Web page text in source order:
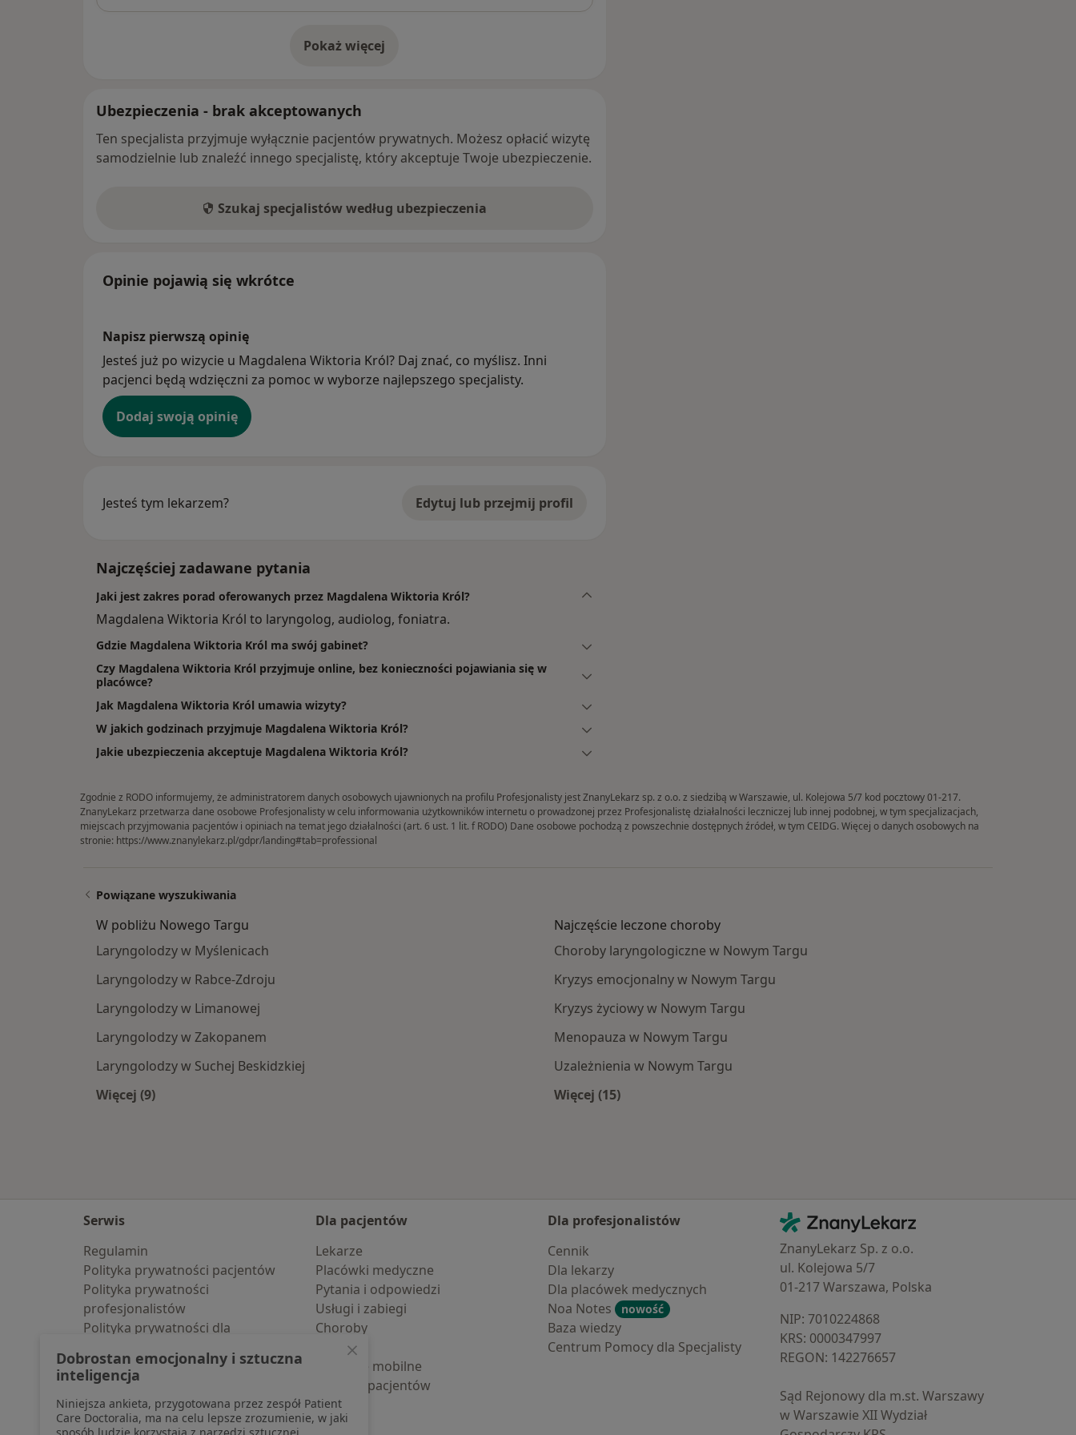
Pokaż więcej
o adresie
Ubezpieczenia - brak akceptowanych
Ten specjalista przyjmuje wyłącznie pacjentów prywatnych. Możesz opłacić wizytę
samodzielnie lub znaleźć innego specjalistę, który akceptuje Twoje ubezpieczenie.
Szukaj specjalistów według ubezpieczenia
Opinie pojawią się wkrótce
Napisz pierwszą opinię
Jesteś już po wizycie u Magdalena Wiktoria Król? Daj znać, co myślisz. Inni
pacjenci będą wdzięczni za pomoc w wyborze najlepszego specjalisty.
Dodaj swoją opinię
Jesteś tym lekarzem? Edytuj lub przejmij profil
Najczęściej zadawane pytania
Jaki jest zakres porad oferowanych przez Magdalena Wiktoria Król?
Magdalena Wiktoria Król to laryngolog, audiolog, foniatra.
Gdzie Magdalena Wiktoria Król ma swój gabinet?
Czy Magdalena Wiktoria Król przyjmuje online, bez konieczności pojawiania się w
placówce?
Jak Magdalena Wiktoria Król umawia wizyty?
W jakich godzinach przyjmuje Magdalena Wiktoria Król?
Jakie ubezpieczenia akceptuje Magdalena Wiktoria Król?
Zgodnie z RODO informujemy, że administratorem danych osobowych ujawnionych na profilu Profesjonalisty jest ZnanyLekarz sp. z o.o. z siedzibą w Warszawie, ul. Kolejowa 5/7 kod pocztowy 01-217.
ZnanyLekarz przetwarza dane osobowe Profesjonalisty w celu informowania użytkowników internetu o prowadzonej przez Profesjonalistę działalności leczniczej lub innej podobnej, w tym specjalizacjach,
miejscach przyjmowania pacjentów i opiniach na temat jego działalności (art. 6 ust. 1 lit. f RODO) Dane osobowe pochodzą z powszechnie dostępnych źródeł, w tym CEIDG. Więcej o danych osobowych na
stronie: https://www.znanylekarz.pl/gdpr/landing#tab=professional
Powiązane wyszukiwania
W pobliżu Nowego Targu
Laryngolodzy w Myślenicach
Laryngolodzy w Rabce-Zdroju
Laryngolodzy w Limanowej
Laryngolodzy w Zakopanem
Laryngolodzy w Suchej Beskidzkiej
Więcej (9)
Najczęście leczone choroby
Choroby laryngologiczne w Nowym Targu
Kryzys emocjonalny w Nowym Targu
Kryzys życiowy w Nowym Targu
Menopauza w Nowym Targu
Uzależnienia w Nowym Targu
Więcej (15)
Serwis
Regulamin
Polityka prywatności pacjentów
Polityka prywatności
profesjonalistów
Polityka prywatności dla
pozyskaliśmy samodzielnie
Polityka cookies
Jak działają wyniki wyszukiwania
Dostępność
Dla pacjentów
Lekarze
Placówki medyczne
Pytania i odpowiedzi
Usługi i zabiegi
Choroby
Pomoc
Aplikacje mobilne
Blog dla pacjentów
Dla profesjonalistów
Cennik
Dla lekarzy
Dla placówek medycznych
Noa Notes
nowość
Baza wiedzy
Centrum Pomocy dla Specjalisty
Kontakt
ZnanyLekarz - Strona główna
ZnanyLekarz Sp. z o.o.
ul. Kolejowa 5/7
01-217 Warszawa, Polska
NIP: ⁠7010224868
KRS: ⁠0000347997
REGON: ⁠142276657
Sąd Rejonowy dla m.st. Warszawy
w Warszawie XII Wydział
Dobrostan emocjonalny i sztuczna
inteligencja
Niniejsza ankieta, przygotowana przez zespół Patient
Care Doctoralia, ma na celu lepsze zrozumienie, w jaki